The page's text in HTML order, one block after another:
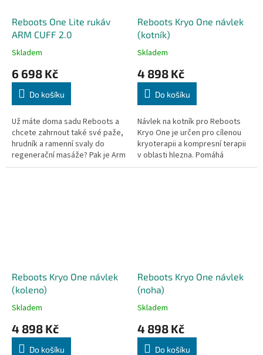
Reboots One Lite rukáv
ARM CUFF 2.0
Skladem
6 698 Kč
Do košíku
Už máte doma sadu Reboots a
chcete zahrnout také své paže,
hrudník a ramenní svaly do
regenerační masáže? Pak je Arm
Cuff 2.0 přesně to, co
Reboots Kryo One návlek
(kotník)
Skladem
4 898 Kč
Do košíku
Návlek na kotník pro Reboots
Kryo One je určen pro cílenou
kryoterapii a kompresní terapii
v oblasti hlezna. Pomáhá
snižovat bolest, otoky a
Reboots Kryo One návlek
(koleno)
Skladem
4 898 Kč
Do košíku
Reboots Kryo One návlek
(noha)
Skladem
4 898 Kč
Do košíku